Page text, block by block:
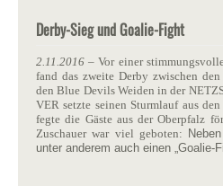
Derby-Sieg und Goalie-Fight
2.11.2016 – Vor einer
fand das zweite Derby zwischen
den Blue Devils Weiden in der
VER setzte seinen Sturmlauf aus
fegte die Gäste aus der Oberpfalz
Zuschauer war viel geboten:
unter anderem auch einen „Goalie-